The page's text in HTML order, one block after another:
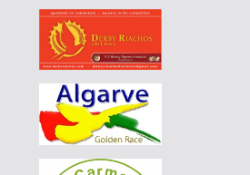
PT-4420351-24|140 EUR
AVELAR & AVELAR
PT-4420351-24|130 EUR
AVELAR & AVELAR
PT-4420351-24|120 EUR
AVELAR & AVELAR
PT-6117506-26| 60 EUR